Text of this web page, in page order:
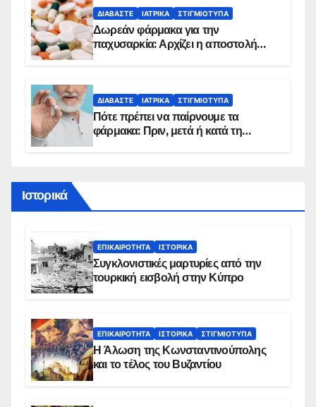
ΔΙΑΒΆΣΤΕ ΙΑΤΡΙΚΆ ΣΤΙΓΜΙΌΤΥΠΑ
Δωρεάν φάρμακα για την
παχυσαρκία: Αρχίζει η αποστολή
ΔΙΑΒΆΣΤΕ ΙΑΤΡΙΚΆ ΣΤΙΓΜΙΌΤΥΠΑ
Πότε πρέπει να παίρνουμε τα
φάρμακα: Πριν, μετά ή κατά τη
Ιστορικά
ΕΠΙΚΑΙΡΌΤΗΤΑ ΙΣΤΟΡΙΚΆ
Συγκλονιστικές μαρτυρίες από την
τουρκική εισβολή στην Κύπρο
ΕΠΙΚΑΙΡΌΤΗΤΑ ΙΣΤΟΡΙΚΆ ΣΤΙΓΜΙΌΤΥΠΑ
Η Άλωση της Κωνσταντινούπολης
και το τέλος του Βυζαντίου